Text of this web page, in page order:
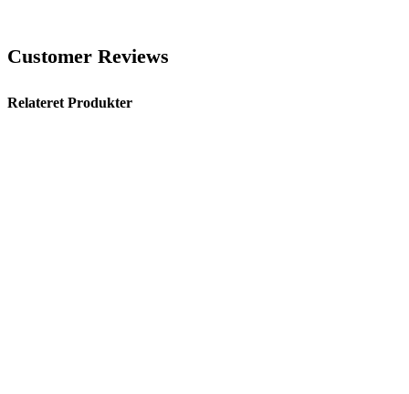
Customer Reviews
Relateret Produkter